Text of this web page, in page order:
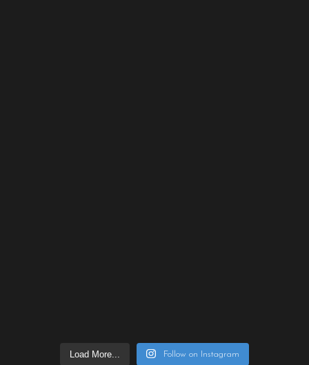
Load More... Follow on Instagram